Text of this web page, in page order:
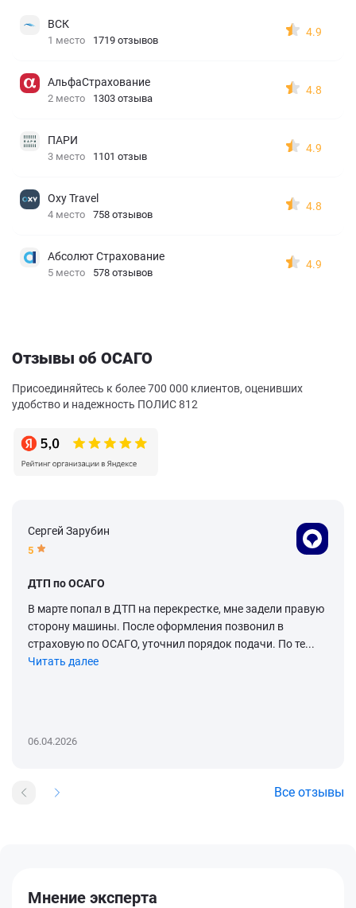
ВСК
1 место 1719 отзывов
4.9
АльфаСтрахование
2 место 1303 отзыва
4.8
ПАРИ
3 место 1101 отзыв
4.9
Oxy Travel
4 место 758 отзывов
4.8
Абсолют Страхование
5 место 578 отзывов
4.9
Отзывы об ОСАГО
Присоединяйтесь к более 700 000 клиентов, оценивших
удобство и надежность ПОЛИС 812
Сергей Зарубин
5
ДТП по ОСАГО
В марте попал в ДТП на перекрестке, мне задели правую
сторону машины. После оформления позвонил в
страховую по ОСАГО, уточнил порядок подачи. По те...
Читать далее
06.04.2026
Все отзывы
Мнение эксперта